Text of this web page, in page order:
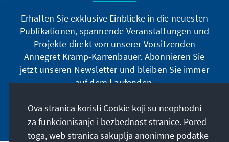
Erhalten Sie exklusive Einblicke in die neuesten
Publikationen, spannende Veranstaltungen und
Projekte direkt von unserer Vorsitzenden
Annegret Kramp-Karrenbauer. Abonnieren Sie
jetzt unseren Newsletter und bleiben Sie immer
auf dem Laufenden.
Jetzt abonnieren
Ova stranica koristi Cookie koji su neophodni
za funkcionisanje i bezbednost stranice. Pored
toga, web stranica sakuplja anonimne podatke